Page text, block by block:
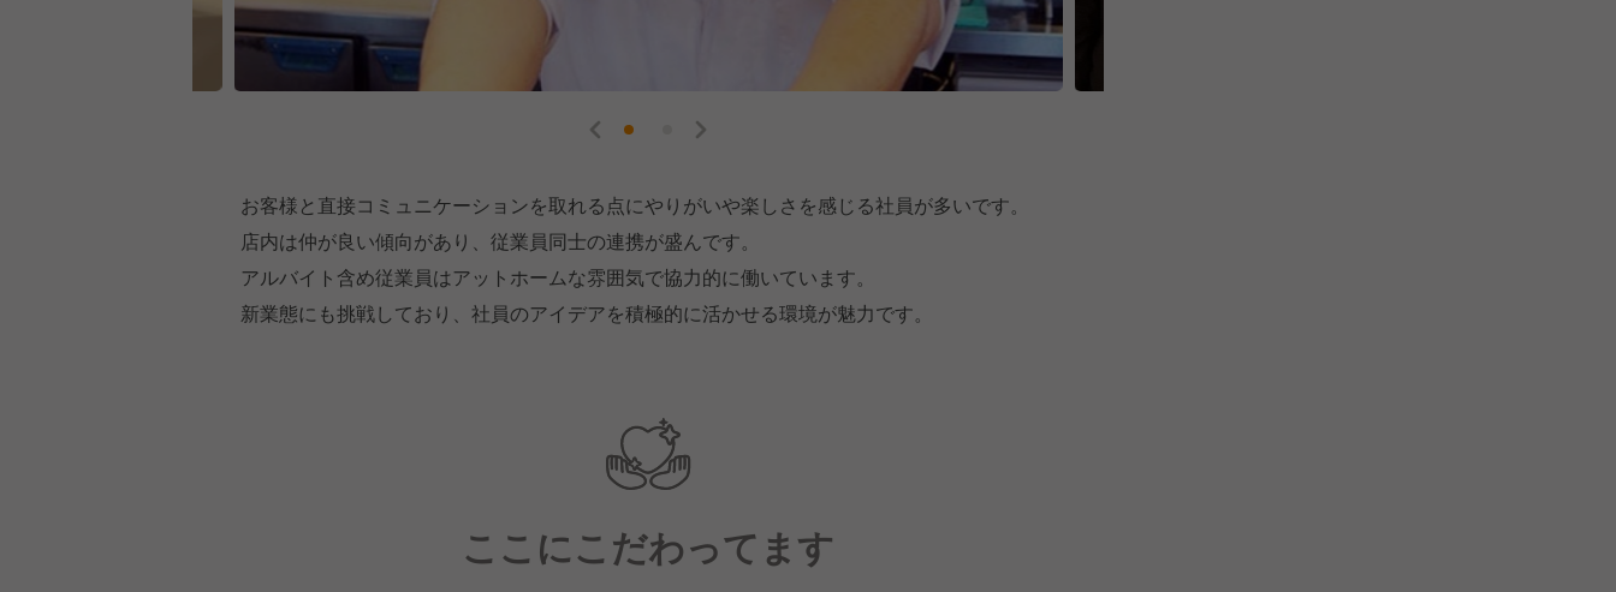
お客様と直接コミュニケーションを取れる点にやりがいや楽しさを感じる社員が多いです。
店内は仲が良い傾向があり、従業員同士の連携が盛んです。
アルバイト含め従業員はアットホームな雰囲気で協力的に働いています。
新業態にも挑戦しており、社員のアイデアを積極的に活かせる環境が魅力です。
ここにこだわってます